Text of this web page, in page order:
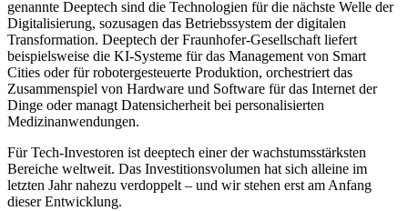
genannte Deeptech sind die Technologien für die nächste Welle der
Digitalisierung, sozusagen das Betriebssystem der digitalen
Transformation. Deeptech der Fraunhofer-Gesellschaft liefert
beispielsweise die KI-Systeme für das Management von Smart
Cities oder für robotergesteuerte Produktion, orchestriert das
Zusammenspiel von Hardware und Software für das Internet der
Dinge oder managt Datensicherheit bei personalisierten
Medizinanwendungen.
Für Tech-Investoren ist deeptech einer der wachstumsstärksten
Bereiche weltweit. Das Investitionsvolumen hat sich alleine im
letzten Jahr nahezu verdoppelt – und wir stehen erst am Anfang
dieser Entwicklung.